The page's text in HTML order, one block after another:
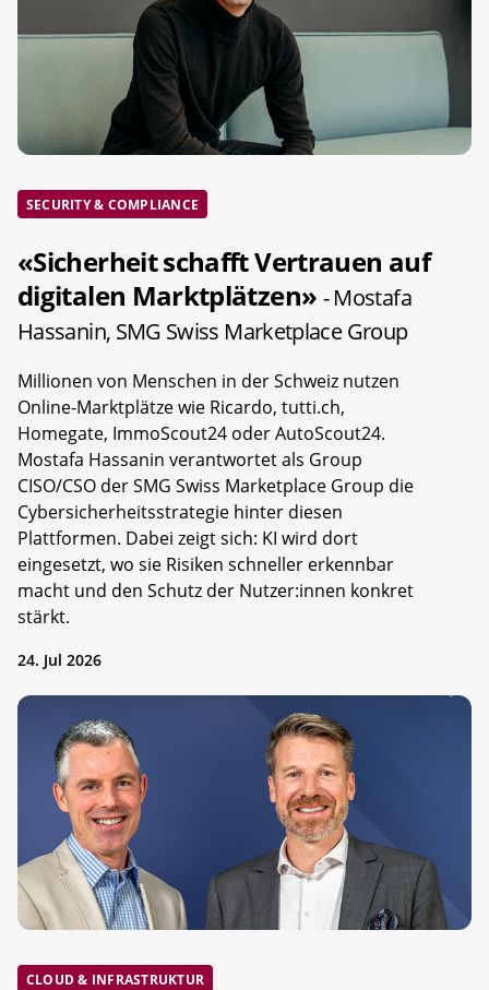
SECURITY & COMPLIANCE
«Sicherheit schafft Vertrauen auf
digitalen Marktplätzen» - Mostafa
Hassanin, SMG Swiss Marketplace Group
Millionen von Menschen in der Schweiz nutzen
Online-Marktplätze wie Ricardo, tutti.ch,
Homegate, ImmoScout24 oder AutoScout24.
Mostafa Hassanin verantwortet als Group
CISO/CSO der SMG Swiss Marketplace Group die
Cybersicherheitsstrategie hinter diesen
Plattformen. Dabei zeigt sich: KI wird dort
eingesetzt, wo sie Risiken schneller erkennbar
macht und den Schutz der Nutzer:innen konkret
stärkt.
24. Jul 2026
CLOUD & INFRASTRUKTUR